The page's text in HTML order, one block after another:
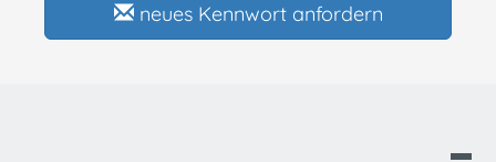
neues Kennwort anfordern